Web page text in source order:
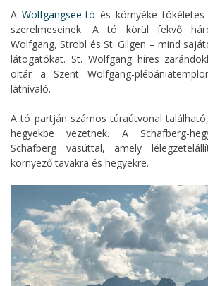
A Wolfgangsee-tó és környéke
szerelmeseinek. A tó körül fekvő
Wolfgang, Strobl és St. Gilgen – mind
látogatókat. St. Wolfgang híres
oltár a Szent Wolfgang-
látnivaló.
A tó partján számos túraútvonal
hegyekbe vezetnek. A Schafberg-
Schafberg vasúttal, amely
környező tavakra és hegyekre.